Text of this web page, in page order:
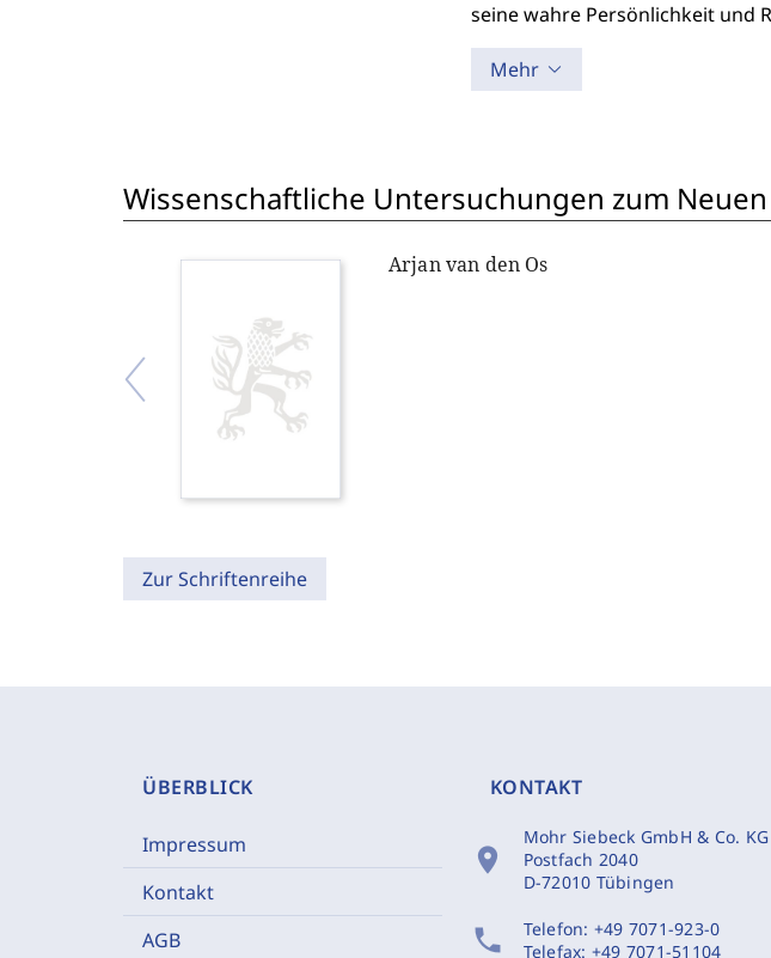
seine wahre Persönlichkeit und
Mehr
Wissenschaftliche Untersuchungen zum Neuen
Arjan van den Os
Zur Schriftenreihe
ÜBERBLICK
Impressum
Kontakt
AGB
KONTAKT
location_on
Mohr Siebeck GmbH & Co. KG
Postfach 2040
D-72010 Tübingen
phone Telefon: +49 7071-923-0
Telefax: +49 7071-51104